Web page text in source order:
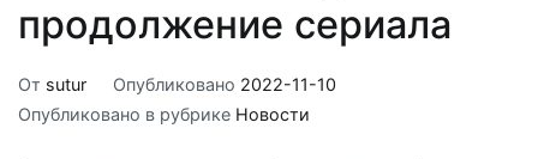
продолжение сериала
От sutur Опубликовано 2022-11-10
Опубликовано в рубрике Новости